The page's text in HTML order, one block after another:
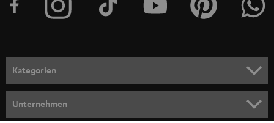
e
n
m
e
Kategorien
Unternehmen